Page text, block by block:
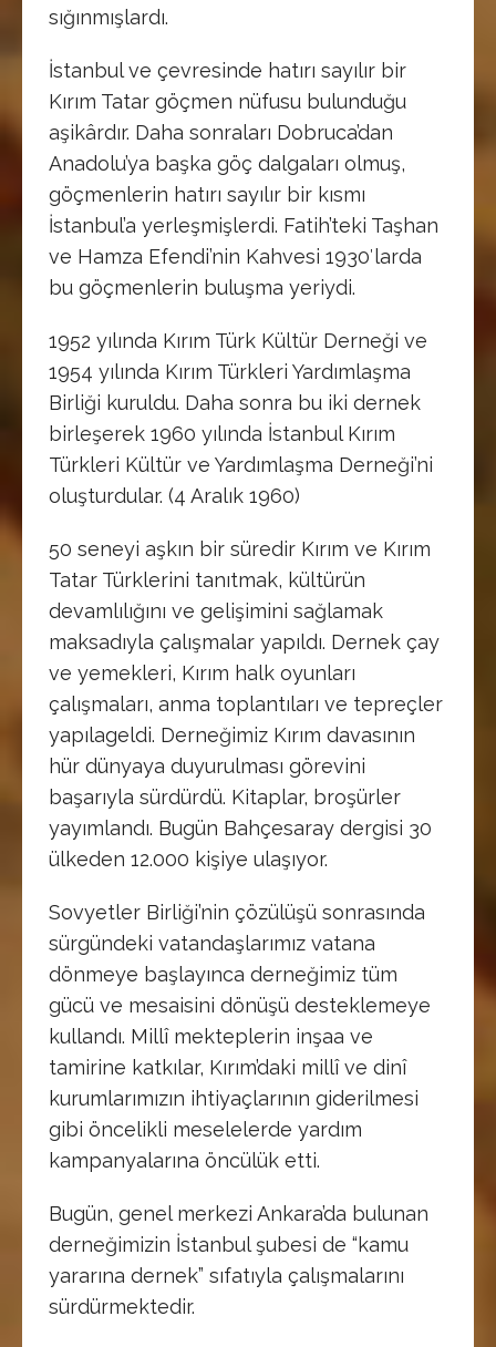
sığınmışlardı.
İstanbul ve çevresinde hatırı sayılır bir
Kırım Tatar göçmen nüfusu bulunduğu
aşikârdır. Daha sonraları Dobruca’dan
Anadolu’ya başka göç dalgaları olmuş,
göçmenlerin hatırı sayılır bir kısmı
İstanbul’a yerleşmişlerdi. Fatih’teki Taşhan
ve Hamza Efendi’nin Kahvesi 1930′larda
bu göçmenlerin buluşma yeriydi.
1952 yılında Kırım Türk Kültür Derneği ve
1954 yılında Kırım Türkleri Yardımlaşma
Birliği kuruldu. Daha sonra bu iki dernek
birleşerek 1960 yılında İstanbul Kırım
Türkleri Kültür ve Yardımlaşma Derneği’ni
oluşturdular. (4 Aralık 1960)
50 seneyi aşkın bir süredir Kırım ve Kırım
Tatar Türklerini tanıtmak, kültürün
devamlılığını ve gelişimini sağlamak
maksadıyla çalışmalar yapıldı. Dernek çay
ve yemekleri, Kırım halk oyunları
çalışmaları, anma toplantıları ve tepreçler
yapılageldi. Derneğimiz Kırım davasının
hür dünyaya duyurulması görevini
başarıyla sürdürdü. Kitaplar, broşürler
yayımlandı. Bugün Bahçesaray dergisi 30
ülkeden 12.000 kişiye ulaşıyor.
Sovyetler Birliği’nin çözülüşü sonrasında
sürgündeki vatandaşlarımız vatana
dönmeye başlayınca derneğimiz tüm
gücü ve mesaisini dönüşü desteklemeye
kullandı. Millî mekteplerin inşaa ve
tamirine katkılar, Kırım’daki millî ve dinî
kurumlarımızın ihtiyaçlarının giderilmesi
gibi öncelikli meselelerde yardım
kampanyalarına öncülük etti.
Bugün, genel merkezi Ankara’da bulunan
derneğimizin İstanbul şubesi de “kamu
yararına dernek” sıfatıyla çalışmalarını
sürdürmektedir.